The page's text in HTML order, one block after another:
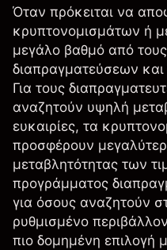
Όταν πρόκειται να
κρυπτονομισμάτων ή
μεγάλο βαθμό από
διαπραγματεύσεων
Για τους
αναζητούν υψηλή
ευκαιρίες, τα
προσφέρουν
μεταβλητότητας των
προγράμματος
για όσους αναζητούν
ρυθμισμένο
πιο δομημένη επιλογή